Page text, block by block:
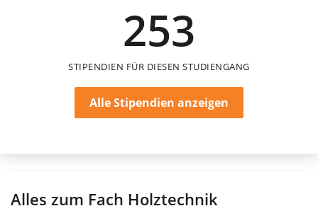
253
STIPENDIEN FÜR DIESEN STUDIENGANG
Alle Stipendien anzeigen
Alles zum Fach Holztechnik